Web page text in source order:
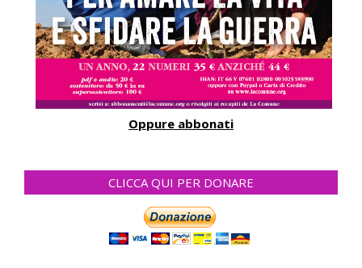
Oppure abbonati
CLICCA QUI PER DONARE